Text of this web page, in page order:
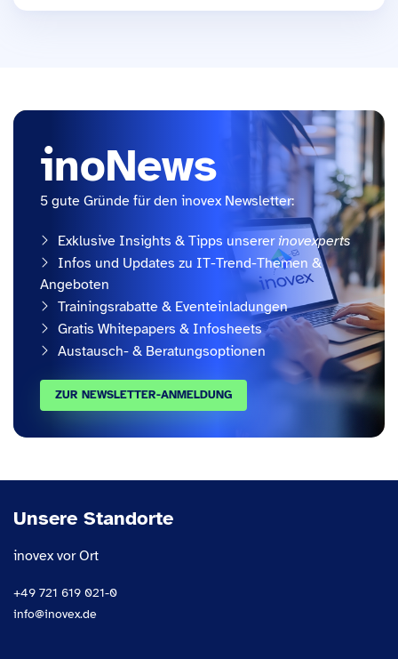
inoNews
5 gute Gründe für den inovex Newsletter:
Exklusive Insights & Tipps unserer inovexperts
Infos und Updates zu IT-Trend-Themen &
Angeboten
Trainingsrabatte & Eventeinladungen
Gratis Whitepapers & Infosheets
Austausch- & Beratungsoptionen
ZUR NEWSLETTER-ANMELDUNG
Unsere Standorte
inovex vor Ort
+49 721 619 021-0
info@inovex.de